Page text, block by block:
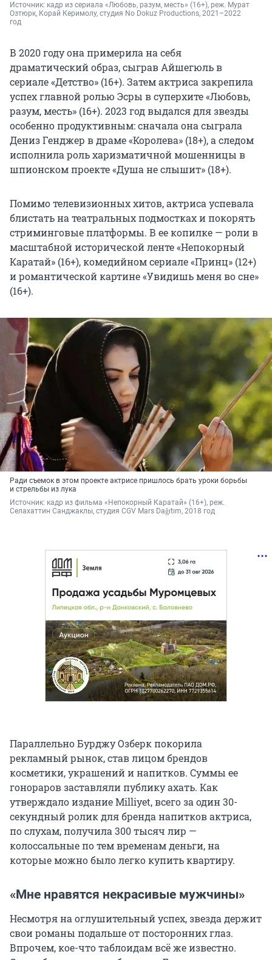
Источник: кадр из сериала «Любовь, разум, месть» (16+), реж. Мурат
Озтюрк, Корай Керимолу, студия No Dokuz Productions, 2021–2022
год
В 2020 году она примерила на себя
драматический образ, сыграв Айшегюль в
сериале «Детство» (16+). Затем актриса закрепила
успех главной ролью Эсры в суперхите «Любовь,
разум, месть» (16+). 2023 год выдался для звезды
особенно продуктивным: сначала она сыграла
Дениз Генджер в драме «Королева» (18+), а следом
исполнила роль харизматичной мошенницы в
шпионском проекте «Душа не слышит» (18+).
Помимо телевизионных хитов, актриса успевала
блистать на театральных подмостках и покорять
стриминговые платформы. В ее копилке — роли в
масштабной исторической ленте «Непокорный
Каратай» (16+), комедийном сериале «Принц» (12+)
и романтической картине «Увидишь меня во сне»
(16+).
Ради съемок в этом проекте актрисе пришлось брать уроки борьбы
и стрельбы из лука
Источник: кадр из фильма «Непокорный Каратай» (16+), реж.
Селахаттин Санджаклы, студия CGV Mars Dağıtım, 2018 год
Параллельно Бурджу Озберк покорила
рекламный рынок, став лицом брендов
косметики, украшений и напитков. Суммы ее
гонораров заставляли публику ахать. Как
утверждало издание Milliyet, всего за один 30-
секундный ролик для бренда напитков актриса,
по слухам, получила 300 тысяч лир —
колоссальные по тем временам деньги, на
которые можно было легко купить квартиру.
«Мне нравятся некрасивые мужчины»
Несмотря на оглушительный успех, звезда держит
свои романы подальше от посторонних глаз.
Впрочем, кое-что таблоидам всё же известно.